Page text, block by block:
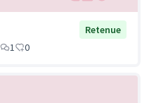
Retenue
1 0